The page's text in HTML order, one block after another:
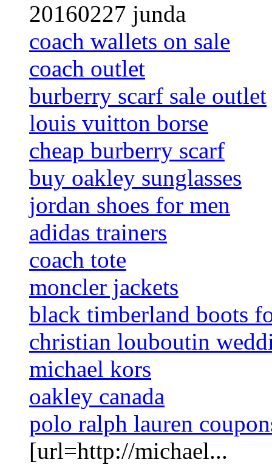
20160227 junda
coach wallets on sale
coach outlet
burberry scarf sale outlet
louis vuitton borse
cheap burberry scarf
buy oakley sunglasses
jordan shoes for men
adidas trainers
coach tote
moncler jackets
black timberland boots
christian louboutin
michael kors
oakley canada
polo ralph lauren
[url=http://michael...